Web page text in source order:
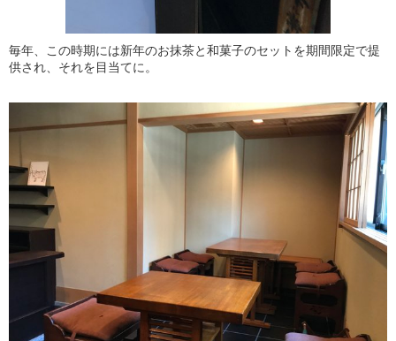
毎年、この時期には新年のお抹茶と和菓子のセットを期間限定で提
供され、それを目当てに。